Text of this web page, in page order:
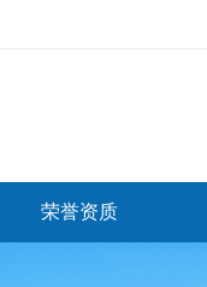
荣誉资质